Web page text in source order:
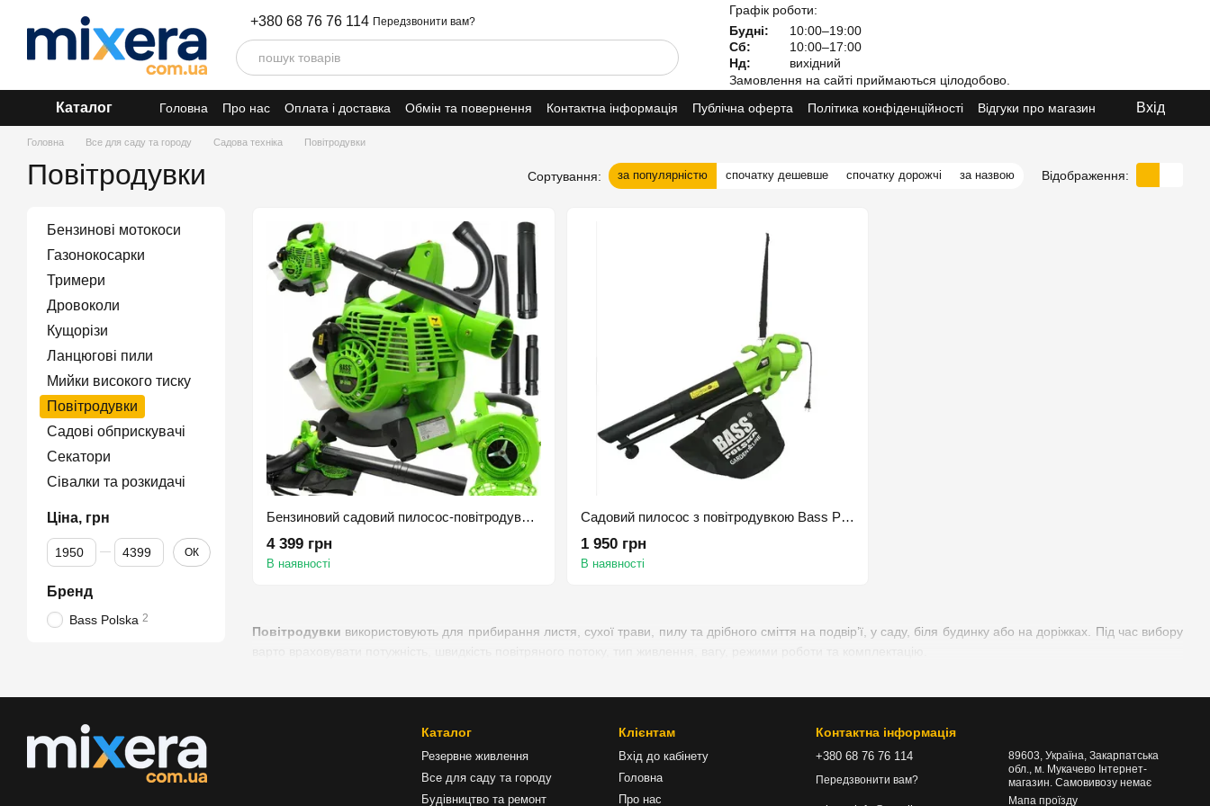
Перейти до основного контенту +380 68 76 76 114 Передзвонити вам?
Графік роботи:
Будні:
10:00–19:00
Сб:
10:00–17:00
Нд:
вихідний
Замовлення на сайті приймаються цілодобово.
Каталог Головна Про нас Оплата і доставка Обмін та повернення Контактна інформація Публічна оферта Політика конфіденційності Відгуки про магазин Вхід
Головна Все для саду та городу Садова техніка Повітродувки
Повітродувки Сортування: за популярністю спочатку дешевше спочатку дорожчі за назвою Відображення:
Повітродувки використовують для прибирання листя, сухої трави, пилу та дрібного сміття на подвір’ї, у саду, біля будинку або на доріжках. Під час вибору
варто враховувати потужність, швидкість повітряного потоку, тип живлення, вагу, режими роботи та комплектацію.
Бензиновий садовий пилосос-повітродувка с подрібнювачем Bass Polska
4 399 грн
В наявності
Садовий пилосос з повітродувкою Bass Polska
1 950 грн
В наявності
Бензинові мотокоси
Газонокосарки
Тримери
Дровоколи
Кущорізи
Ланцюгові пили
Мийки високого тиску
Повітродувки
Садові обприскувачі
Секатори
Сівалки та розкидачі
Ціна, грн
Від Ціна, грн
До Ціна, грн ОК
Бренд
Bass Polska 2
Каталог
Резервне живлення
Все для саду та городу
Будівництво та ремонт
Клієнтам
Вхід до кабінету
Головна
Про нас
Контактна інформація
+380 68 76 76 114
Передзвонити вам?
89603, Україна, Закарпатська
обл., м. Мукачево Інтернет-
магазин. Самовивозу немає
Мапа проїзду